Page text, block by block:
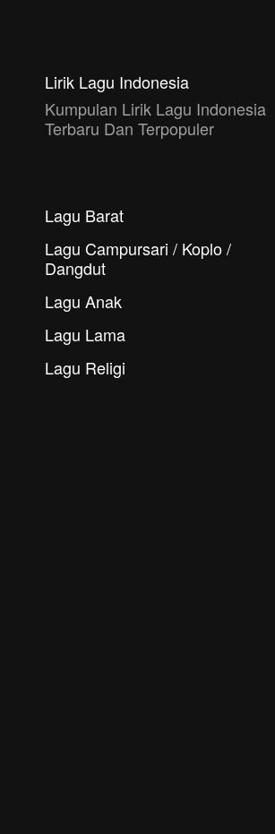
Lirik Lagu Indonesia
Kumpulan Lirik Lagu Indonesia
Terbaru Dan Terpopuler
Lagu Barat
Lagu Campursari / Koplo /
Dangdut
Lagu Anak
Lagu Lama
Lagu Religi